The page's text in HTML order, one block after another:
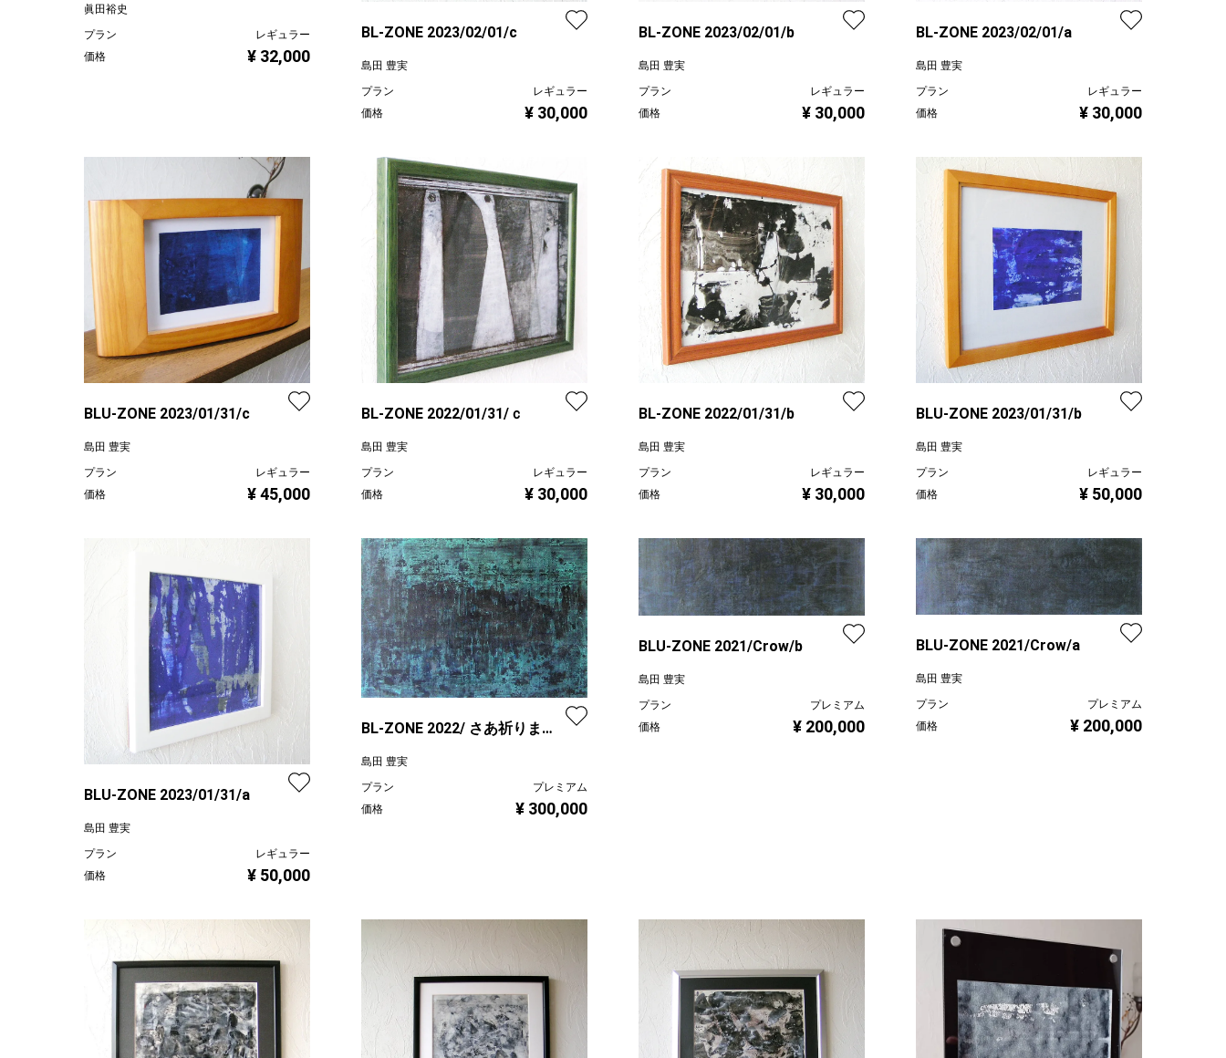
眞田裕史
プラン
レギュラー
価格
¥ 32,000
BL-ZONE 2023/02/01/c
島田 豊実
プラン
レギュラー
価格
¥ 30,000
BL-ZONE 2023/02/01/b
島田 豊実
プラン
レギュラー
価格
¥ 30,000
BL-ZONE 2023/02/01/a
島田 豊実
プラン
レギュラー
価格
¥ 30,000
BLU-ZONE 2023/01/31/c
島田 豊実
プラン
レギュラー
価格
¥ 45,000
BL-ZONE 2022/01/31/ｃ
島田 豊実
プラン
レギュラー
価格
¥ 30,000
BL-ZONE 2022/01/31/b
島田 豊実
プラン
レギュラー
価格
¥ 30,000
BLU-ZONE 2023/01/31/b
島田 豊実
プラン
レギュラー
価格
¥ 50,000
BLU-ZONE 2023/01/31/a
島田 豊実
プラン
レギュラー
価格
¥ 50,000
BL-ZONE 2022/ さあ祈りまし
島田 豊実
プラン
プレミアム
価格
¥ 300,000
BLU-ZONE 2021/Crow/b
島田 豊実
プラン
プレミアム
価格
¥ 200,000
BLU-ZONE 2021/Crow/a
島田 豊実
プラン
プレミアム
価格
¥ 200,000